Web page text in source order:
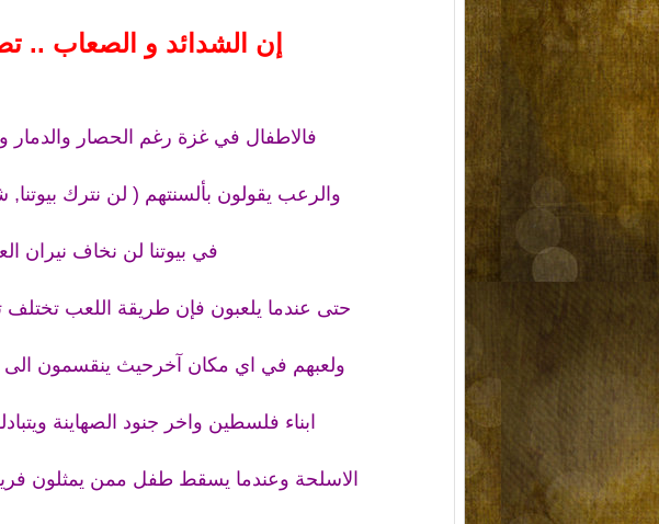
إن الشدائد و الصعاب ..
فالاطفال في غزة رغم الحصار والدمار
والرعب يقولون بألسنتهم ( لن نترك
في بيوتنا لن نخاف نيران
حتى عندما يلعبون فإن طريقة اللعب تختلف
ولعبهم في اي مكان آخرحيث ينقسمون الى
ابناء فلسطين واخر جنود الصهاينة
الاسلحة وعندما يسقط طفل ممن يمثلون